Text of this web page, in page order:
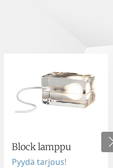
Block lamppu
Pyydä tarjous!